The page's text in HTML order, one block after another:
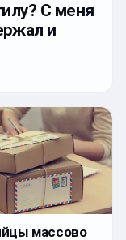
С меня
и
массово